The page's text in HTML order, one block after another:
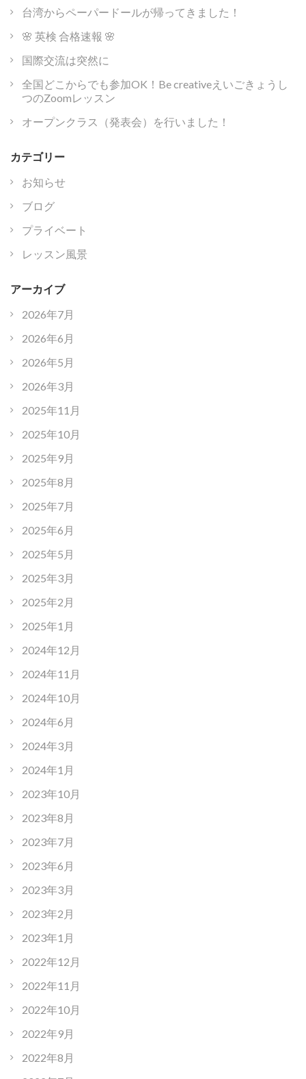
台湾からペーパードールが帰ってきました！
🌸 英検 合格速報 🌸
国際交流は突然に
全国どこからでも参加OK！Be creativeえいごきょうし
つのZoomレッスン
オープンクラス（発表会）を行いました！
カテゴリー
お知らせ
ブログ
プライベート
レッスン風景
アーカイブ
2026年7月
2026年6月
2026年5月
2026年3月
2025年11月
2025年10月
2025年9月
2025年8月
2025年7月
2025年6月
2025年5月
2025年3月
2025年2月
2025年1月
2024年12月
2024年11月
2024年10月
2024年6月
2024年3月
2024年1月
2023年10月
2023年8月
2023年7月
2023年6月
2023年3月
2023年2月
2023年1月
2022年12月
2022年11月
2022年10月
2022年9月
2022年8月